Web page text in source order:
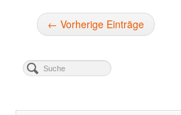
← Vorherige Einträge